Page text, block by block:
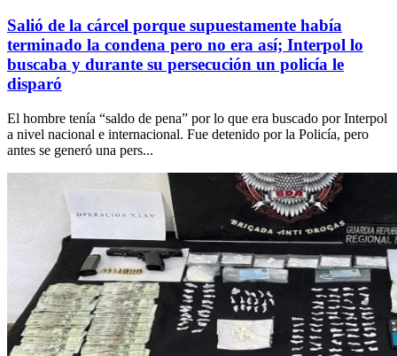
Salió de la cárcel porque supuestamente había
terminado la condena pero no era así; Interpol lo
buscaba y durante su persecución un policía le
disparó
El hombre tenía “saldo de pena” por lo que era buscado por Interpol
a nivel nacional e internacional. Fue detenido por la Policía, pero
antes se generó una pers...